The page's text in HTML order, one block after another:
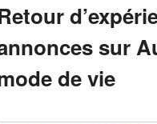
sur
de vie